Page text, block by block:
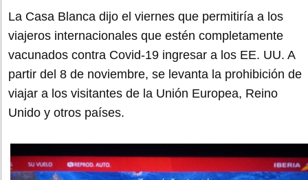
La Casa Blanca dijo el viernes que permitiría a los
viajeros internacionales que estén completamente
vacunados contra Covid-19 ingresar a los EE. UU. A
partir del 8 de noviembre, se levanta la prohibición de
viajar a los visitantes de la Unión Europea, Reino
Unido y otros países.